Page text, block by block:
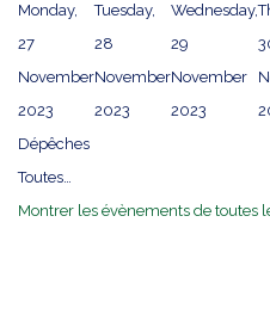
Monday,
27
November
2023
Tuesday,
28
November
2023
Wednesday,
29
November
2023
Dépêches
Toutes…
Montrer les évènements de toutes